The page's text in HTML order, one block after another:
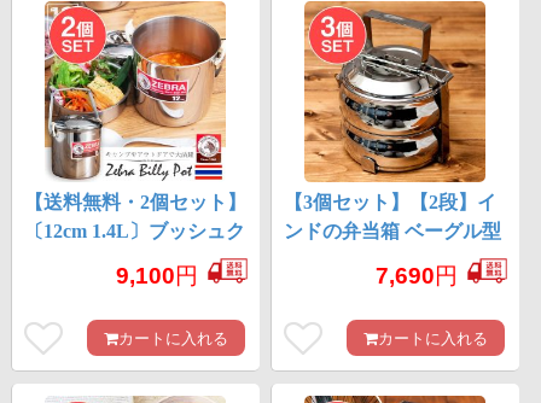
【送料無料・2個セット】
〔12cm 1.4L〕ブッシュク
ラフトの定番 ゼブラ社
のビリー缶・ビリーポッ
ト 焚き火とキャンプの
直火調理へ〔ステンレス
SUS304製〕
9,100円
カートに入れる
【3個セット】【2段】イ
ンドの弁当箱 ベーグル型
7,690円
カートに入れる